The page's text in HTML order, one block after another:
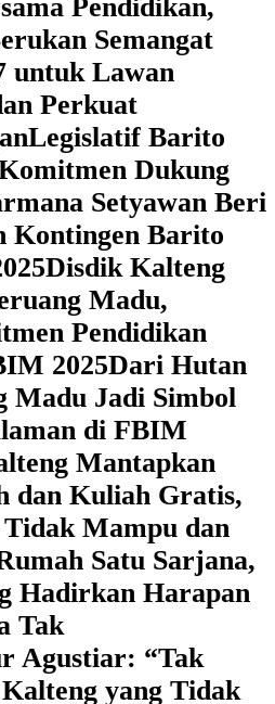
Pendidikan,
Semangat
untuk Lawan
Perkuat
Legislatif Barito
Dukung
Setyawan Beri
Kontingen Barito
Disdik Kalteng
Madu,
Pendidikan
2025‎Dari Hutan
Madu Jadi Simbol
di FBIM
Mantapkan
dan Kuliah Gratis,
Mampu dan
Satu Sarjana,
Hadirkan Harapan
Tak
Agustiar: “Tak
yang Tidak